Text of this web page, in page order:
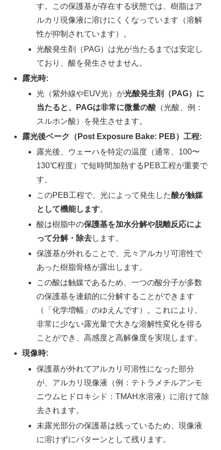
す。この保護基が存在する状態では、樹脂はア
ルカリ現像液に溶けにくくなっています（溶解
性が抑制されています）。
光酸発生剤（PAG）は光が当たるまでは安定し
ており、酸を発生させません。
露光時:
光（紫外線やEUV光）が光酸発生剤（PAG）に
当たると、PAGは非常に微量の酸 （光酸、例：
スルホン酸）を発生させます。
露光後ベーク（Post Exposure Bake: PEB）工程:
露光後、ウェーハを特定の温度（通常、100〜
130℃程度）で短時間加熱するPEB工程が重要で
す。
このPEB工程で、光によって発生した酸が触媒
として機能します。
酸は樹脂中の保護基を加水分解や脱離反応によ
って分解・除去します。
保護基が外れることで、元々アルカリ可溶性で
あった樹脂骨格が露出します。
この酸は触媒であるため、一つの酸分子が多数
の保護基を連鎖的に分解することができます
（「化学増幅」のゆえんです）。これにより、
非常に少ない露光量で大きな溶解性変化を得る
ことができ、高感度と高解像度を実現します。
現像時:
保護基が外れてアルカリ可溶性になった部分
が、アルカリ現像液（例：テトラメチルアンモ
ニウムヒドロキシド：TMAH水溶液）に溶けて除
去されます。
未露光部分の保護基は残っているため、現像液
に溶けずにパターンとして残ります。